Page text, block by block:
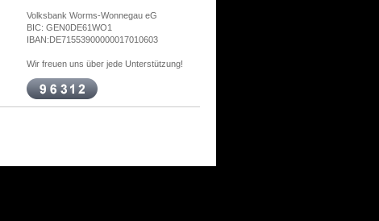
Volksbank Worms-Wonnegau eG
BIC: GEN0DE61WO1
IBAN:DE71553900000017010603
Wir freuen uns über jede Unterstützung!